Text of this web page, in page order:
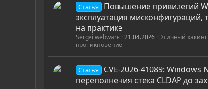
Статья
Повышение привилегий
эксплуатация мисконфигураций,
на практике
Sergei webware 21.04.2026 Этичный
проникновение
Статья
CVE-2026-41089: Windows
переполнения стека CLDAP до